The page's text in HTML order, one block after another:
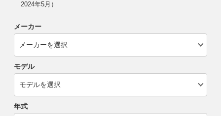
2024年5月）
メーカー
モデル
年式